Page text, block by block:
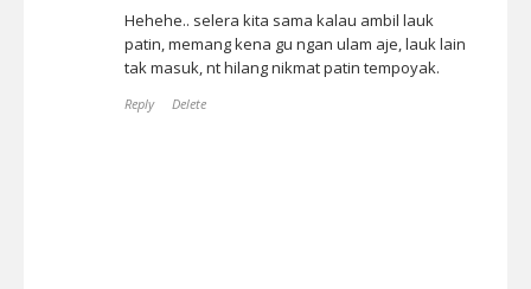
Hehehe.. selera kita sama kalau ambil lauk
patin, memang kena gu ngan ulam aje, lauk lain
tak masuk, nt hilang nikmat patin tempoyak.
Reply Delete